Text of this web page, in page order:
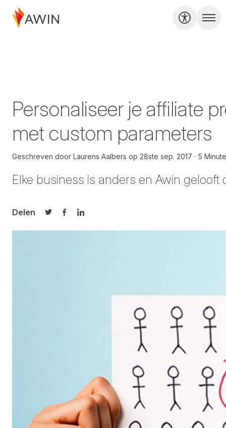
Personaliseer je affiliate
met custom parameters
Geschreven door Laurens Aalbers op 28ste sep. 2017 5
Elke business is anders en Awin
Delen
Delen op Twitter
Delen op Facebook
Delen op LinkedIn